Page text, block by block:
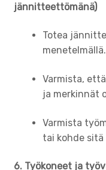
jännitteettömänä)
Totea
menetelmällä.
Varmista,
ja merkinnät
Varmista
tai kohde
6. Työkoneet ja